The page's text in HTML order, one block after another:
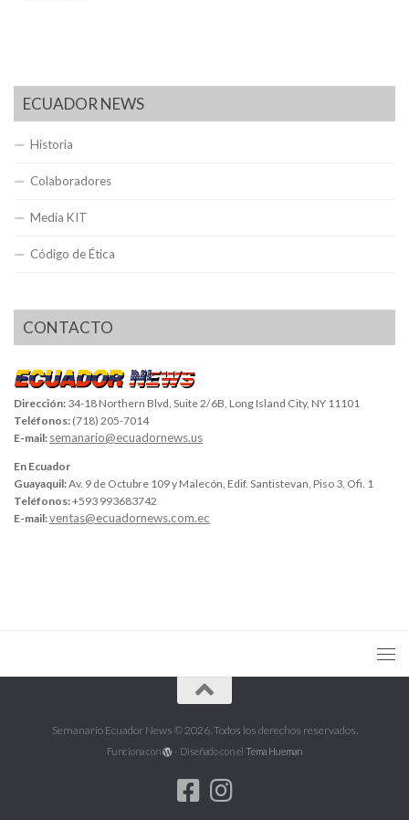
ECUADOR NEWS
Historia
Colaboradores
Media KIT
Código de Ética
CONTACTO
Dirección: 34-18 Northern Blvd, Suite 2/6B, Long Island City, NY 11101
Teléfonos: (718) 205-7014
E-mail: semanario@ecuadornews.us
En Ecuador
Guayaquil:Av. 9 de Octubre 109 y Malecón, Edif. Santistevan, Piso 3, Ofi. 1
Teléfonos:+593 993683742
E-mail:ventas@ecuadornews.com.ec
Semanario Ecuador News © 2026. Todos los derechos reservados.
Funciona con - Diseñado con el Tema Hueman